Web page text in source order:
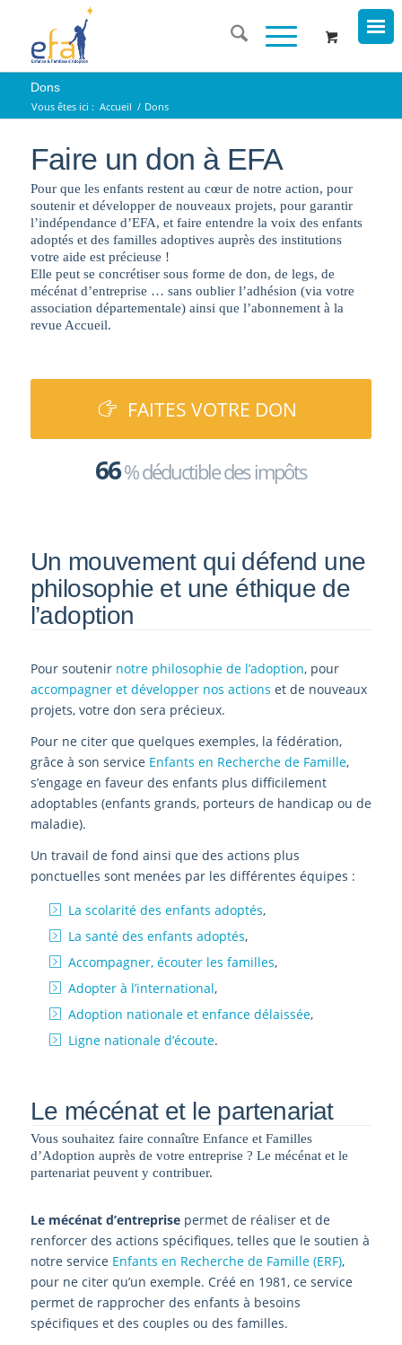
Dons
Vous êtes ici : Accueil / Dons
Faire un don à EFA
Pour que les enfants restent au cœur de notre action, pour
soutenir et développer de nouveaux projets, pour garantir
l’indépendance d’EFA, et faire entendre la voix des enfants
adoptés et des familles adoptives auprès des institutions
votre aide est précieuse !
Elle peut se concrétiser sous forme de don, de legs, de
mécénat d’entreprise … sans oublier l’adhésion (via votre
association départementale) ainsi que l’abonnement à la
revue Accueil.
FAITES VOTRE DON
66% déductible des impôts
Un mouvement qui défend une
philosophie et une éthique de
l’adoption
Pour soutenir notre philosophie de l’adoption, pour
accompagner et développer nos actions et de nouveaux
projets, votre don sera précieux.
Pour ne citer que quelques exemples, la fédération,
grâce à son service Enfants en Recherche de Famille,
s’engage en faveur des enfants plus difficilement
adoptables (enfants grands, porteurs de handicap ou de
maladie).
Un travail de fond ainsi que des actions plus
ponctuelles sont menées par les différentes équipes :
La scolarité des enfants adoptés,
La santé des enfants adoptés,
Accompagner, écouter les familles,
Adopter à l’international,
Adoption nationale et enfance délaissée,
Ligne nationale d’écoute.
Le mécénat et le partenariat
Vous souhaitez faire connaître Enfance et Familles
d’Adoption auprès de votre entreprise ? Le mécénat et le
partenariat peuvent y contribuer.
Le mécénat d’entreprisepermet de réaliser et de
renforcer des actions spécifiques, telles que le soutien à
notre service Enfants en Recherche de Famille (ERF),
pour ne citer qu’un exemple. Créé en 1981, ce service
permet de rapprocher des enfants à besoins
spécifiques et des couples ou des familles.